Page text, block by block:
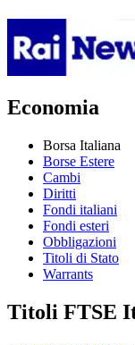
Economia
Borsa Italiana
Borse Estere
Cambi
Diritti
Fondi italiani
Fondi esteri
Obbligazioni
Titoli di Stato
Warrants
Titoli FTSE